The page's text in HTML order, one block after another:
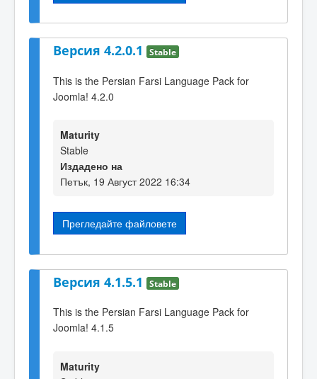
Версия 4.2.0.1 Stable
This is the Persian Farsi Language Pack for
Joomla! 4.2.0
Maturity
Stable
Издадено на
Петък, 19 Август 2022 16:34
Прегледайте файловете
Версия 4.1.5.1 Stable
This is the Persian Farsi Language Pack for
Joomla! 4.1.5
Maturity